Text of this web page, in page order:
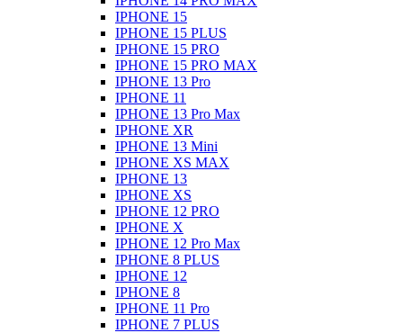
IPHONE 15
IPHONE 15 PLUS
IPHONE 15 PRO
IPHONE 15 PRO MAX
IPHONE 13 Pro
IPHONE 11
IPHONE 13 Pro Max
IPHONE XR
IPHONE 13 Mini
IPHONE XS MAX
IPHONE 13
IPHONE XS
IPHONE 12 PRO
IPHONE X
IPHONE 12 Pro Max
IPHONE 8 PLUS
IPHONE 12
IPHONE 8
IPHONE 11 Pro
IPHONE 7 PLUS